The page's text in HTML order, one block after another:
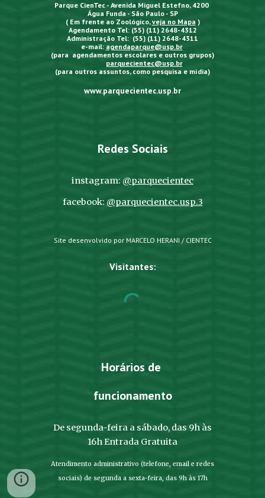
Parque CienTec - Avenida Miguel Estefno, 4200
Água Funda - São Paulo - SP
( Em frente ao Zoológico,veja no Mapa )
Agendamento Tel: (55) (11) 2648-4312
Administração Tel: (55) (11) 2648-4311
e-mail: agendaparque@usp.br
(para agendamentos escolares e outros grupos)
parquecientec@usp.br
(para outros assuntos, como pesquisa e mídia)
www.parquecientec.usp.br
Redes Sociais
instagram: @parquecientec
facebook: @parquecientec.usp.3
Site desenvolvido por MARCELO HERANI / CIENTEC
Visitantes:
Horários de
funcionamento
De segunda-feira a sábado, das 9h às
16h Entrada Gratuita
Atendimento administrativo (telefone, email e redes
sociais) de segunda a sexta-feira, das 9h às 17h